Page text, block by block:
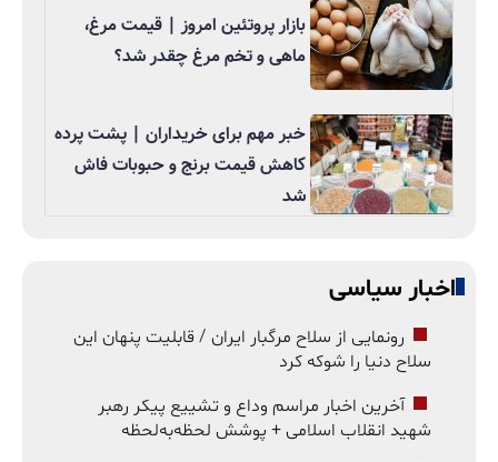
بازار پروتئین امروز | قیمت مرغ،
ماهی و تخم مرغ چقدر شد؟
خبر مهم برای خریداران | پشت پرده
کاهش قیمت برنج و حبوبات فاش
شد
اخبار سیاسی
رونمایی از سلاح مرگبار ایران / قابلیت پنهان این
سلاح دنیا را شوکه کرد
آخرین اخبار مراسم وداع و تشییع پیکر رهبر
شهید انقلاب اسلامی + پوشش لحظه‌به‌لحظه